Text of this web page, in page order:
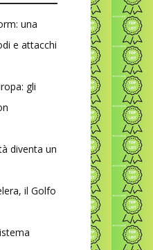
una
e attacchi
gli
diventa un
il Golfo